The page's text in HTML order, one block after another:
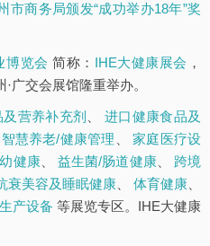
市商务局颁发“成功举办18年”奖
博览会 简称： IHE大健康展会 ，
广交会展馆隆重举办。
营养补充剂 、进口健康食品及
智慧养老/健康管理 、家庭医疗设
健康、 益生菌/肠道健康、 跨境
衰美容及睡眠健康、 体育健康、
产设备 等展览专区。IHE大健康